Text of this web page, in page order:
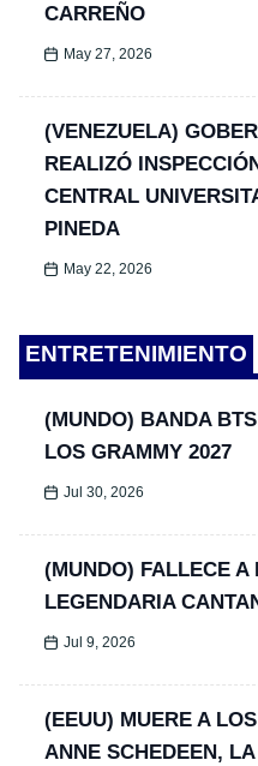
CARREÑO
May 27, 2026
(VENEZUELA)
REALIZÓ
CENTRAL
PINEDA
May 22, 2026
ENTRETENIMIENTO
(MUNDO) BANDA
LOS GRAMMY 2027
Jul 30, 2026
(MUNDO) FALLECE A
LEGENDARIA
Jul 9, 2026
(EEUU) MUERE A
ANNE SCHEDEEN,